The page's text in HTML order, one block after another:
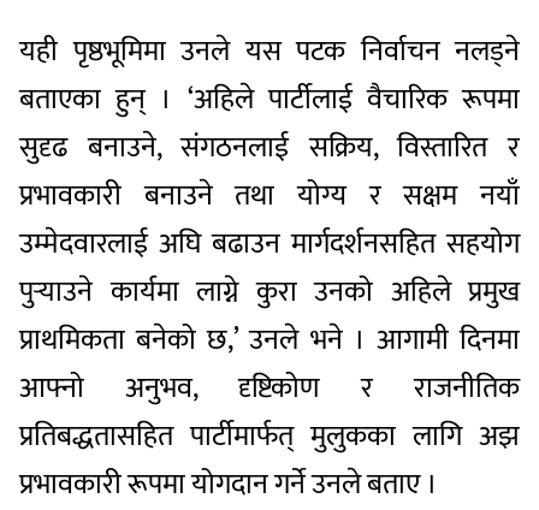
यही पृष्ठभूमिमा उनले यस पटक निर्वाचन नलड्ने
बताएका हुन् । ‘अहिले पार्टीलाई वैचारिक रूपमा
सुदृढ बनाउने, संगठनलाई सक्रिय, विस्तारित र
प्रभावकारी बनाउने तथा योग्य र सक्षम नयाँ
उम्मेदवारलाई अघि बढाउन मार्गदर्शनसहित सहयोग
पुर्‍याउने कार्यमा लाग्ने कुरा उनको अहिले प्रमुख
प्राथमिकता बनेको छ,’ उनले भने । आगामी दिनमा
आफ्नो अनुभव, दृष्टिकोण र राजनीतिक
प्रतिबद्धतासहित पार्टीमार्फत् मुलुकका लागि अझ
प्रभावकारी रूपमा योगदान गर्ने उनले बताए ।